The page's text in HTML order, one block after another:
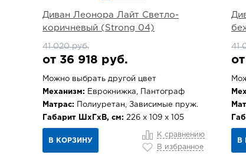
Диван Леонора Лайт Светло-
коричневый (Strong 04)
41 020 руб.
от 36 918 руб.
Можно выбрать другой цвет
Механизм: Еврокнижка, Пантограф
Матрас: Полиуретан, Зависимые пруж.
Габарит ШхГхВ, см: 226 х 109 х 105
В КОРЗИНУ
К сравнению
В избранное
41
В